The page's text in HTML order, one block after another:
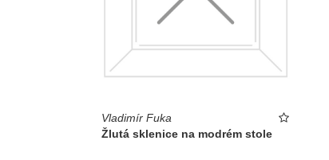
Vladimír Fuka
Žlutá sklenice na modrém stole